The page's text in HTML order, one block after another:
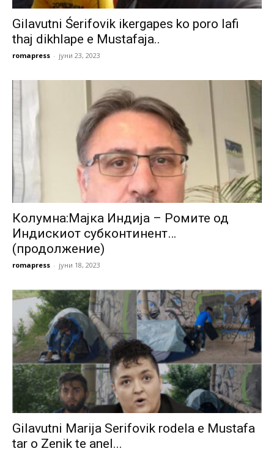
Gilavutni Śerifovik ikergapes ko poro lafi
thaj dikhlape e Mustafaja..
romapress - јуни 23, 2023
Колумна:Мајка Индија – Ромите од
Индискиот субконтинент…
(продолжение)
romapress - јуни 18, 2023
Gilavutni Marija Serifovik rodela e Mustafa
tar o Zenik te anel...